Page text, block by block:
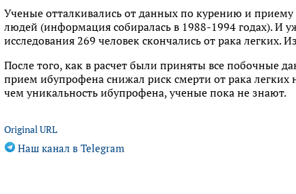
Ученые отталкивались от данных по курению и
людей (информация собиралась в 1988-1994 годах). И
исследования 269 человек скончались от рака легких.
После того, как в расчет были приняты все побочные
прием ибупрофена снижал риск смерти от рака легких
чем уникальность ибупрофена, ученые пока не знают.
Original URL
Наш канал в Telegram